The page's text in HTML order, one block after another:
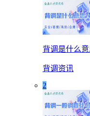
背调是什么
背调资讯
2